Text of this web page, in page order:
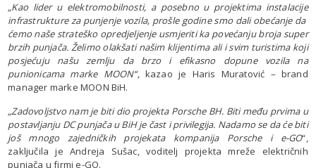
„Kao lider u elektromobilnosti, a posebno u projektima instalacije
infrastrukture za punjenje vozila, prošle godine smo dali obećanje da
ćemo naše strateško opredjeljenje usmjeriti ka povećanju broja super
brzih punjača. Želimo olakšati našim klijentima ali i svim turistima koji
posjećuju našu zemlju da brzo i efikasno dopune vozila na
punionicama marke MOON“,kazao je Haris Muratović – brand
manager marke MOON BiH.
„Zadovoljstvo nam je biti dio projekta Porsche BH. Biti među prvima u
postavljanju DC punjača u BiH je čast i privilegija. Nadamo se da će biti
još mnogo zajedničkih projekata kompanija Porsche i e-GO“,
zaključila je Andreja Sušac, voditelj projekta mreže električnih
punjača u firmi e-GO.